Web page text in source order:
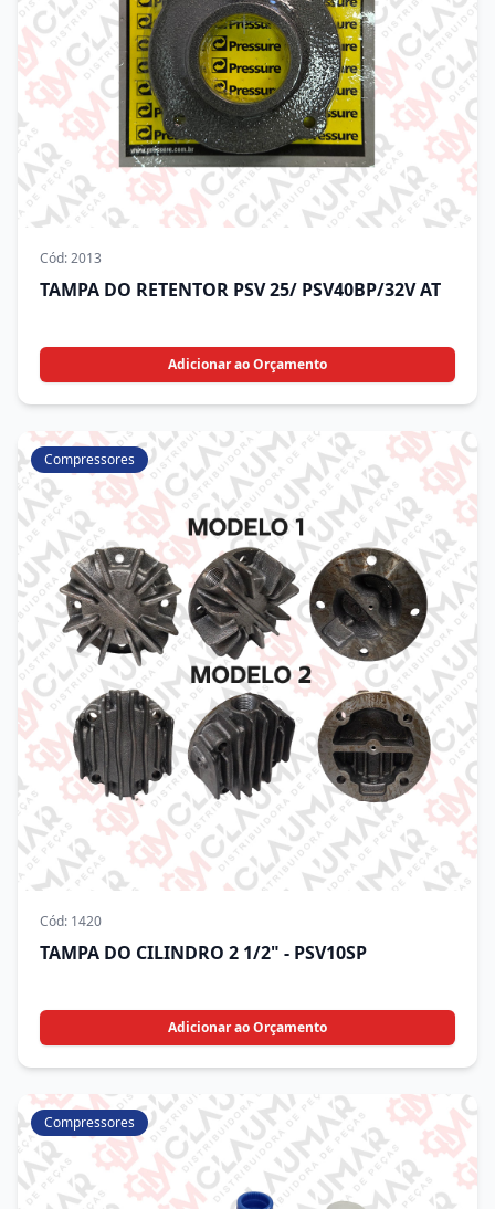
Cód:2013
TAMPA DO RETENTOR PSV 25/ PSV40BP/32V AT
Adicionar ao Orçamento
Compressores
Cód: 1420
TAMPA DO CILINDRO 2 1/2" - PSV10SP
Adicionar ao Orçamento
Compressores